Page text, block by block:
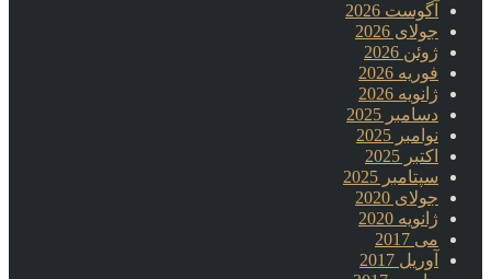
آگوست 2026
جولای 2026
ژوئن 2026
فوریه 2026
ژانویه 2026
دسامبر 2025
نوامبر 2025
اکتبر 2025
سپتامبر 2025
جولای 2020
ژانویه 2020
می 2017
آوریل 2017